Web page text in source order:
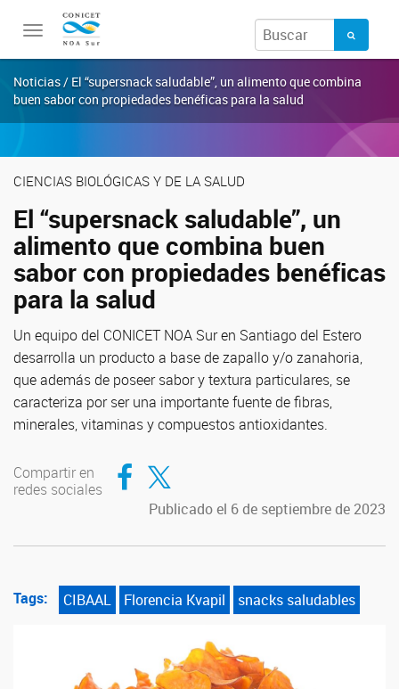
Toggle
navigation
Noticias / El “supersnack saludable”, un alimento que combina
buen sabor con propiedades benéficas para la salud
CIENCIAS BIOLÓGICAS Y DE LA SALUD
El “supersnack saludable”, un
alimento que combina buen
sabor con propiedades benéficas
para la salud
Un equipo del CONICET NOA Sur en Santiago del Estero
desarrolla un producto a base de zapallo y/o zanahoria,
que además de poseer sabor y textura particulares, se
caracteriza por ser una importante fuente de fibras,
minerales, vitaminas y compuestos antioxidantes.
Compartir en
redes sociales
Compartir en Facebook
Compartir en Twitter
Publicado el 6 de septiembre de 2023
Tags: CIBAAL Florencia Kvapil snacks saludables